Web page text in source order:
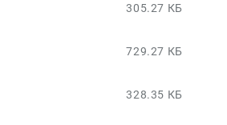
305.27 КБ
729.27 КБ
328.35 КБ